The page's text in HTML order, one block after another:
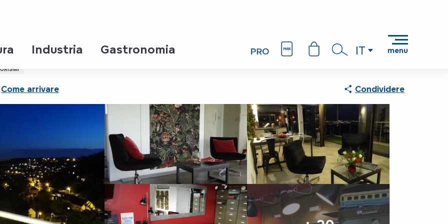
IT menu
Industria Gastronomia
Come arrivare Condividere